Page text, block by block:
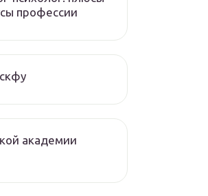
профессии
академии